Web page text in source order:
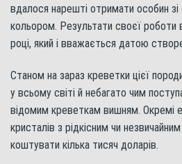
вдалося нарешті отримати особин
кольором. Результати своєї роботи
році, який і вважається датою
Станом на зараз креветки цієї
у всьому світі й небагато чим
відомим креветкам вишням. Окремі
кристалів з рідкісним чи
коштувати кілька тисяч доларів.